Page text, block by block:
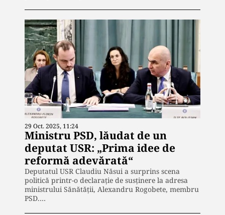
29 Oct. 2025, 11:24
Ministru PSD, lăudat de un
deputat USR: „Prima idee de
reformă adevărată“
Deputatul USR Claudiu Năsui a surprins scena
politică printr-o declarație de susținere la adresa
ministrului Sănătății, Alexandru Rogobete, membru
PSD.…